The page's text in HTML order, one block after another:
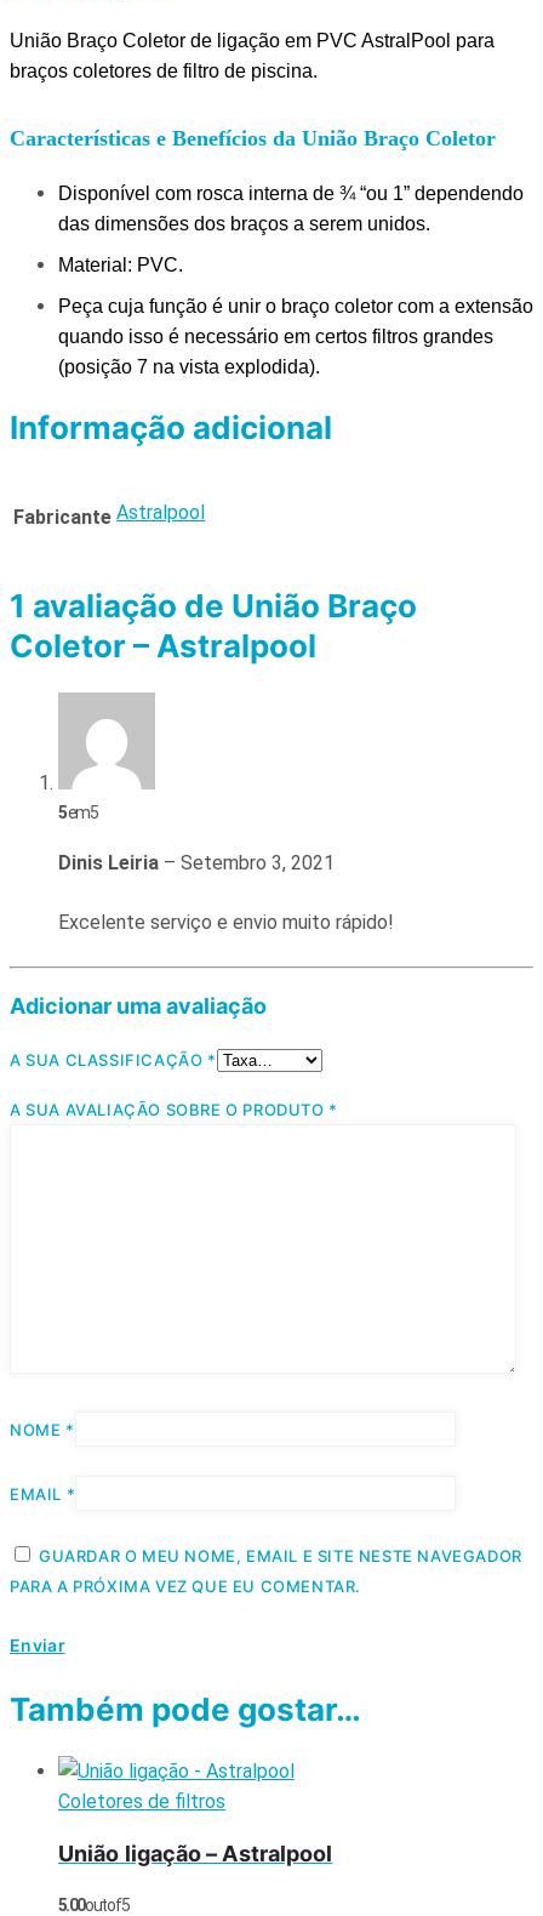
União Braço Coletor de ligação em PVC AstralPool para
braços coletores de filtro de piscina.
Características e Benefícios da União Braço Coletor
Disponível com rosca interna de ¾ “ou 1” dependendo
das dimensões dos braços a serem unidos.
Material: PVC.
Peça cuja função é unir o braço coletor com a extensão
quando isso é necessário em certos filtros grandes
(posição 7 na vista explodida).
Informação adicional
Fabricante Astralpool
1 avaliação de União Braço
Coletor – Astralpool
5em 5
Dinis Leiria – Setembro 3, 2021
Excelente serviço e envio muito rápido!
Adicionar uma avaliação
A SUA CLASSIFICAÇÃO *
A SUA AVALIAÇÃO SOBRE O PRODUTO *
NOME *
EMAIL *
GUARDAR O MEU NOME, EMAIL E SITE NESTE NAVEGADOR
PARA A PRÓXIMA VEZ QUE EU COMENTAR.
Também pode gostar…
Coletores de filtros
União ligação – Astralpool
5.00out of 5